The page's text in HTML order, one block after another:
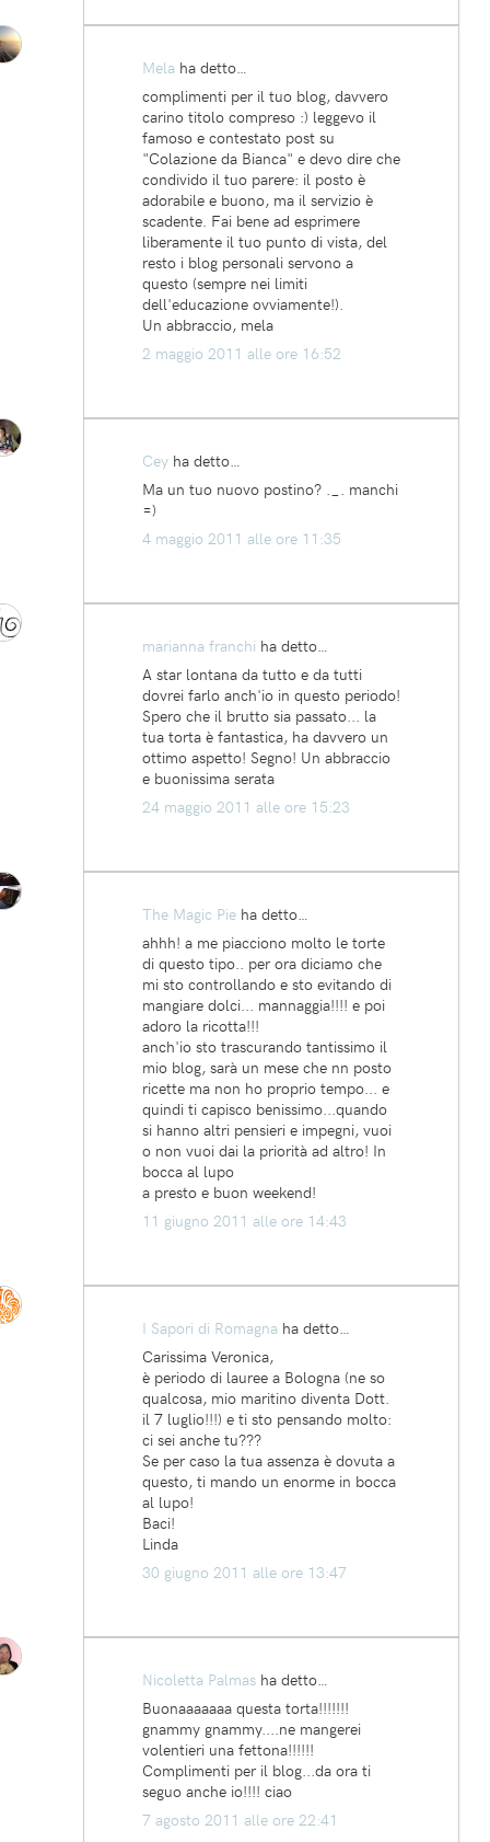
Mela ha detto…
complimenti per il tuo blog, davvero
carino titolo compreso :) leggevo il
famoso e contestato post su
"Colazione da Bianca" e devo dire che
condivido il tuo parere: il posto è
adorabile e buono, ma il servizio è
scadente. Fai bene ad esprimere
liberamente il tuo punto di vista, del
resto i blog personali servono a
questo (sempre nei limiti
dell'educazione ovviamente!).
Un abbraccio, mela
2 maggio 2011 alle ore 16:52
Cey ha detto…
Ma un tuo nuovo postino? ._. manchi
=)
4 maggio 2011 alle ore 11:35
marianna franchi ha detto…
A star lontana da tutto e da tutti
dovrei farlo anch'io in questo periodo!
Spero che il brutto sia passato... la
tua torta è fantastica, ha davvero un
ottimo aspetto! Segno! Un abbraccio
e buonissima serata
24 maggio 2011 alle ore 15:23
The Magic Pie ha detto…
ahhh! a me piacciono molto le torte
di questo tipo.. per ora diciamo che
mi sto controllando e sto evitando di
mangiare dolci... mannaggia!!!! e poi
adoro la ricotta!!!
anch'io sto trascurando tantissimo il
mio blog, sarà un mese che nn posto
ricette ma non ho proprio tempo... e
quindi ti capisco benissimo...quando
si hanno altri pensieri e impegni, vuoi
o non vuoi dai la priorità ad altro! In
bocca al lupo
a presto e buon weekend!
11 giugno 2011 alle ore 14:43
I Sapori di Romagna ha detto…
Carissima Veronica,
è periodo di lauree a Bologna (ne so
qualcosa, mio maritino diventa Dott.
il 7 luglio!!!) e ti sto pensando molto:
ci sei anche tu???
Se per caso la tua assenza è dovuta a
questo, ti mando un enorme in bocca
al lupo!
Baci!
Linda
30 giugno 2011 alle ore 13:47
Nicoletta Palmas ha detto…
Buonaaaaaaa questa torta!!!!!!!
gnammy gnammy....ne mangerei
volentieri una fettona!!!!!!
Complimenti per il blog...da ora ti
seguo anche io!!!! ciao
7 agosto 2011 alle ore 22:41